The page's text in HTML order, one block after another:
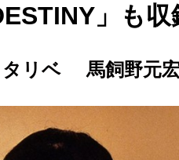
」も収
タリベ 馬飼野元